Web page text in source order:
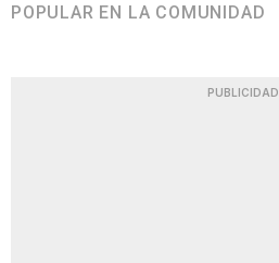
POPULAR EN LA COMUNIDAD
PUBLICIDAD